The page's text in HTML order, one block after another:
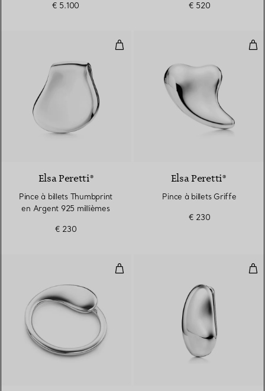
€ 5.100
€ 520
Pince à billets Thumbprint en
Elsa Peretti®
Pince à billets Thumbprint
en Argent 925 millièmes
€ 230
Elsa Peretti®
Pince à billets Griffe
€ 230
Porte-clés Eternal Circle